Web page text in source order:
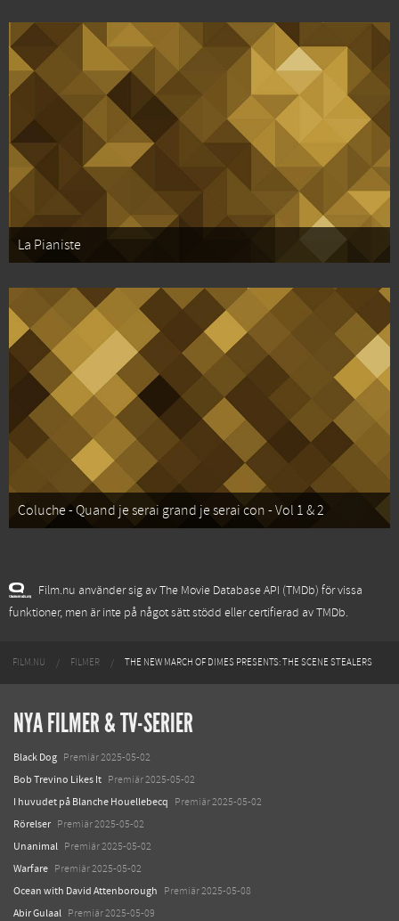
La Pianiste
Coluche - Quand je serai grand je serai con - Vol 1 & 2
Film.nu använder sig av The Movie Database API (TMDb) för vissa
funktioner, men är inte på något sätt stödd eller certifierad av TMDb.
FILM.NU FILMER THE NEW MARCH OF DIMES PRESENTS: THE SCENE STEALERS
NYA FILMER & TV-SERIER
Black Dog Premiär 2025-05-02
Bob Trevino Likes It Premiär 2025-05-02
I huvudet på Blanche Houellebecq Premiär 2025-05-02
Rörelser Premiär 2025-05-02
Unanimal Premiär 2025-05-02
Warfare Premiär 2025-05-02
Ocean with David Attenborough Premiär 2025-05-08
Abir Gulaal Premiär 2025-05-09